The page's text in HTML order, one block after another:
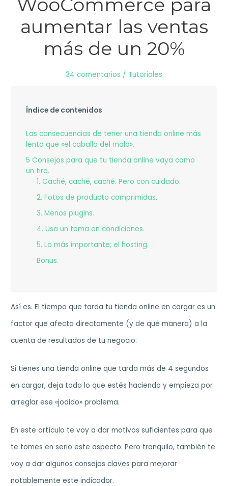
aumentar las ventas
más de un 20%
34 comentarios / Tutoriales
Índice de contenidos
Las consecuencias de tener una tienda online más
lenta que «el caballo del malo».
5 Consejos para que tu tienda online vaya como
un tiro.
1. Caché, caché, caché. Pero con cuidado.
2. Fotos de producto comprimidas.
3. Menos plugins.
4. Usa un tema en condiciones.
5. Lo más importante; el hosting.
Bonus.
Así es. El tiempo que tarda tu tienda online en cargar es un
factor que afecta directamente (y de qué manera) a la
cuenta de resultados de tu negocio.
Si tienes una tienda online que tarda más de 4 segundos
en cargar, deja todo lo que estés haciendo y empieza por
arreglar ese «jodido» problema.
En este artículo te voy a dar motivos suficientes para que
te tomes en serio este aspecto. Pero tranquilo, también te
voy a dar algunos consejos claves para mejorar
notablemente este indicador.